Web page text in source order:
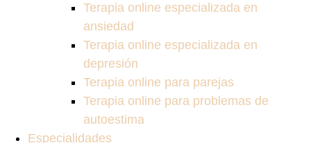
Terapia online especializada en
ansiedad
Terapia online especializada en
depresión
Terapia online para parejas
Terapia online para problemas de
autoestima
Especialidades